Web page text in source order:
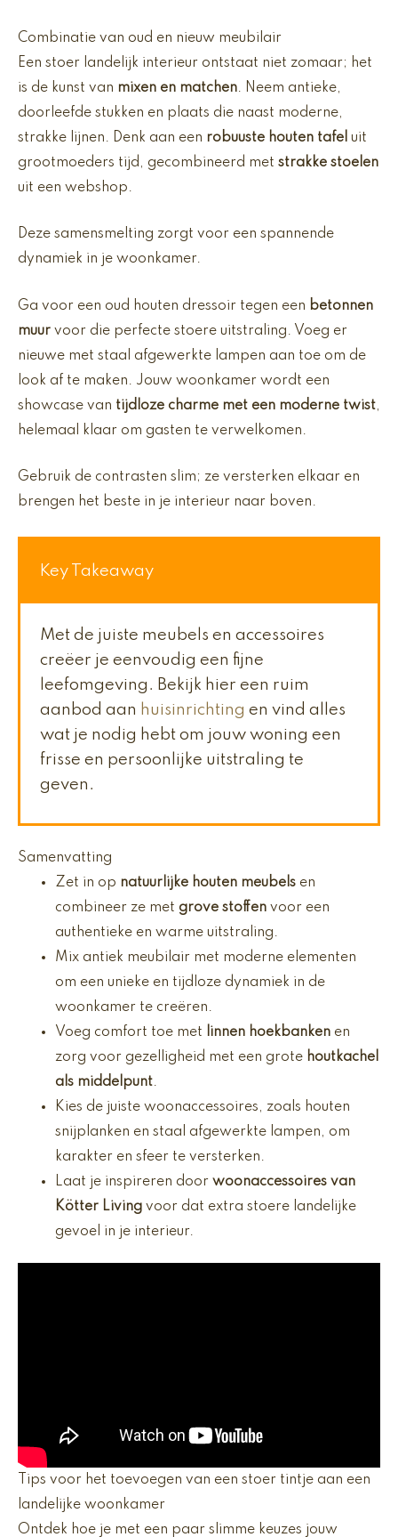
Combinatie van oud en nieuw meubilair
Een stoer landelijk interieur ontstaat niet zomaar; het
is de kunst van mixen en matchen. Neem antieke,
doorleefde stukken en plaats die naast moderne,
strakke lijnen. Denk aan een robuuste houten tafel uit
grootmoeders tijd, gecombineerd met strakke stoelen
uit een webshop.
Deze samensmelting zorgt voor een spannende
dynamiek in je woonkamer.
Ga voor een oud houten dressoir tegen een betonnen
muur voor die perfecte stoere uitstraling. Voeg er
nieuwe met staal afgewerkte lampen aan toe om de
look af te maken. Jouw woonkamer wordt een
showcase van tijdloze charme met een moderne twist,
helemaal klaar om gasten te verwelkomen.
Gebruik de contrasten slim; ze versterken elkaar en
brengen het beste in je interieur naar boven.
Key Takeaway
Met de juiste meubels en accessoires
creëer je eenvoudig een fijne
leefomgeving. Bekijk hier een ruim
aanbod aan huisinrichting en vind alles
wat je nodig hebt om jouw woning een
frisse en persoonlijke uitstraling te
geven.
Samenvatting
Zet in op natuurlijke houten meubels en
combineer ze met grove stoffen voor een
authentieke en warme uitstraling.
Mix antiek meubilair met moderne elementen
om een unieke en tijdloze dynamiek in de
woonkamer te creëren.
Voeg comfort toe met
linnen hoekbanken en
zorg voor gezelligheid met een grote houtkachel
als middelpunt.
Kies de juiste woonaccessoires, zoals houten
snijplanken en staal afgewerkte lampen, om
karakter en sfeer te versterken.
Laat je inspireren door woonaccessoires van
Kötter Living voor dat extra stoere landelijke
gevoel in je interieur.
Tips voor het toevoegen van een stoer tintje aan een
landelijke woonkamer
Ontdek hoe je met een paar slimme keuzes jouw